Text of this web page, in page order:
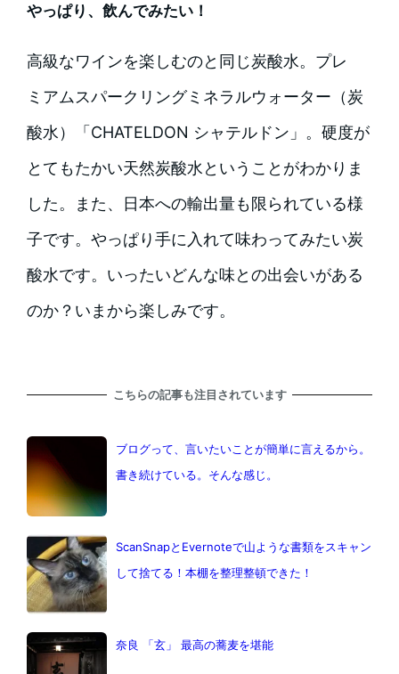
やっぱり、飲んでみたい！
高級なワインを楽しむのと同じ炭酸水。プレ
ミアムスパークリングミネラルウォーター（炭
酸水）「CHATELDON シャテルドン」。硬度が
とてもたかい天然炭酸水ということがわかりま
した。また、日本への輸出量も限られている様
子です。やっぱり手に入れて味わってみたい炭
酸水です。いったいどんな味との出会いがある
のか？いまから楽しみです。
こちらの記事も注目されています
ブログって、言いたいことが簡単に言えるから。
書き続けている。そんな感じ。
ScanSnapとEvernoteで山ような書類をスキャン
して捨てる！本棚を整理整頓できた！
奈良 「玄」 最高の蕎麦を堪能